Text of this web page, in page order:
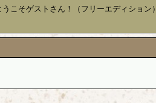
うこそゲストさん！（フリーエディション）